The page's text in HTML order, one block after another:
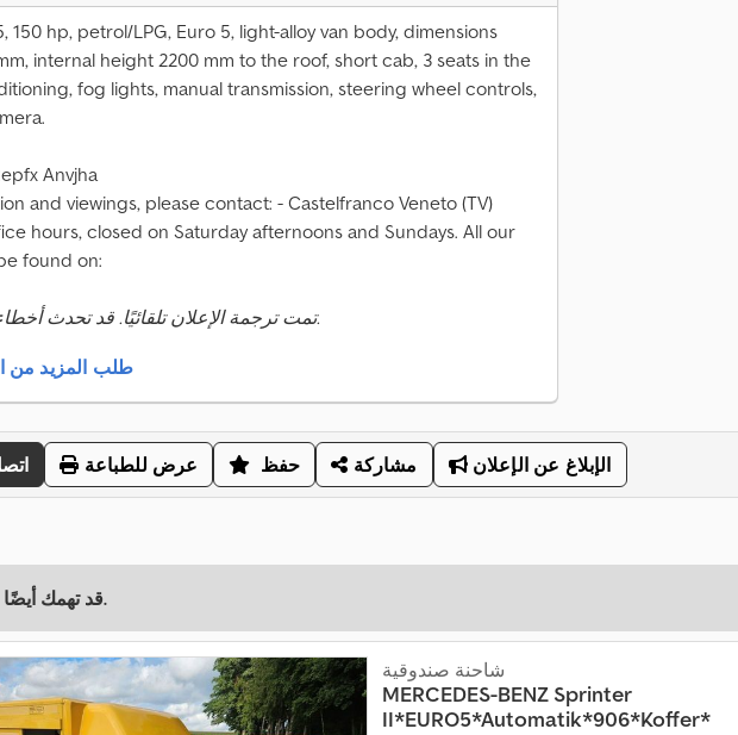
150 hp, petrol/LPG, Euro 5, light-alloy van body, dimensions
internal height 2200 mm to the roof, short cab, 3 seats in the
fog lights, manual transmission, steering wheel controls,
Anvjha
and viewings, please contact: - Castelfranco Veneto (TV)
hours, closed on Saturday afternoons and Sundays. All our
found on:
تمت ترجمة الإعلان تلقائيًا. قد تحدث أخطاء في الترجمة.
طلب المزيد من
عرض للطباعة حفظ مشاركة الإبلاغ عن الإعلان
قد تهمك أيضًا هذه الإعلانات.
شاحنة صندوقية
MERCEDES-BENZ Sprinter
II*EURO5*Automatik*906*Koffer*